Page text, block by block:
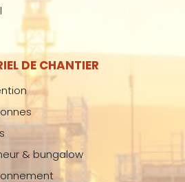
DE CHANTIER
& bungalow